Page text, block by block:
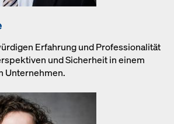
Erfahrung und Professionalität
und Sicherheit in einem
Unternehmen.